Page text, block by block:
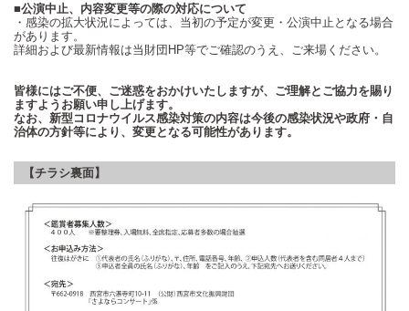
■公演中止、内容変更等の際の対応について
・感染の拡大状況によっては、当初の予定が変更・公演中止となる場合
があります。
詳細および最新情報は当財団 HP等でご確認のうえ、ご来場ください。
皆様にはご不便、ご迷惑をおかけいたしますが、ご理解とご協力を賜り
ますようお願い申し上げます。
なお、新型コロナウイルス感染対策の内容は今後の感染状況や政府・自
治体の方針等により、変更となる可能性があります。
【チラシ裏面】